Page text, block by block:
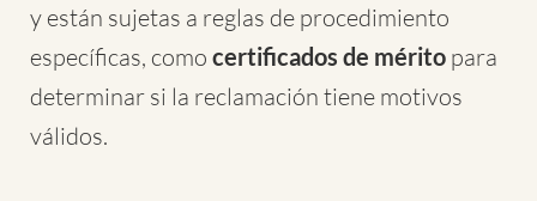
y están sujetas a reglas de procedimiento
específicas, como certificados de mérito para
determinar si la reclamación tiene motivos
válidos.